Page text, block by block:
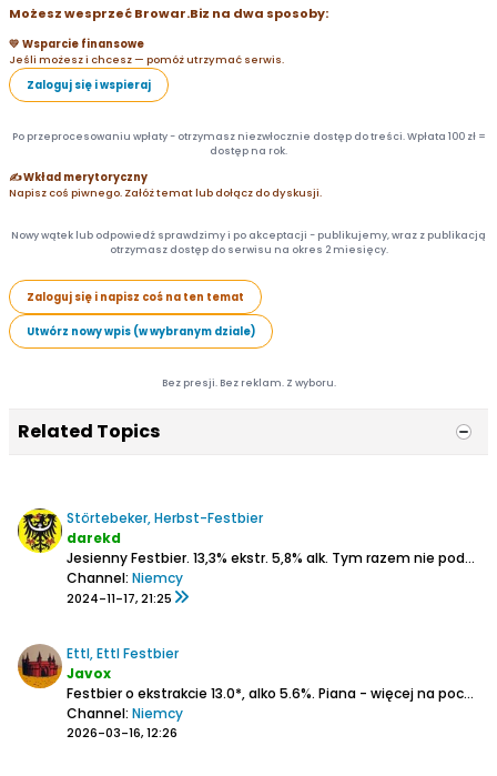
Możesz wesprzeć Browar.Biz na dwa sposoby:
💛 Wsparcie finansowe
Jeśli możesz i chcesz — pomóż utrzymać serwis.
Zaloguj się i wspieraj
Po przeprocesowaniu wpłaty - otrzymasz niezwłocznie dostęp do treści. Wpłata 100 zł =
dostęp na rok.
✍️ Wkład merytoryczny
Napisz coś piwnego. Załóż temat lub dołącz do dyskusji.
Nowy wątek lub odpowiedź sprawdzimy i po akceptacji - publikujemy, wraz z publikacją
otrzymasz dostęp do serwisu na okres 2 miesięcy.
Zaloguj się i napisz coś na ten temat
Utwórz nowy wpis (w wybranym dziale)
Bez presji. Bez reklam. Z wyboru.
Related Topics
Störtebeker, Herbst-Festbier
darekd
Jesienny Festbier. 13,3% ekstr. 5,8% alk. Tym razem nie podali jakie chmiele:
Channel: Niemcy
2024-11-17, 21:25
Ettl, Ettl Festbier
Javox
Festbier o ekstrakcie 13.0*, alko 5.6%. Piana - więcej na początku potem pełna warstewka.
Channel: Niemcy
2026-03-16, 12:26